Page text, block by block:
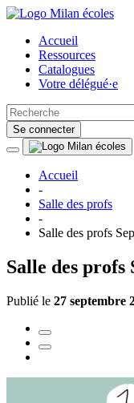
Accueil
Ressources
Catalogues
Votre délégué·e
Se connecter
Accueil
-
Salle des profs
-
Salle des profs
Salle des profs
Publié le 27 septembre